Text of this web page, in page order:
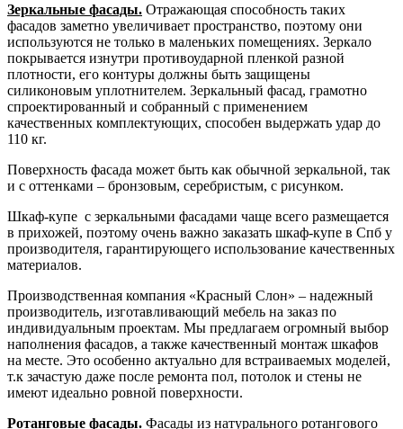
Зеркальные фасады. Отражающая способность таких
фасадов заметно увеличивает пространство, поэтому они
используются не только в маленьких помещениях. Зеркало
покрывается изнутри противоударной пленкой разной
плотности, его контуры должны быть защищены
силиконовым уплотнителем. Зеркальный фасад, грамотно
спроектированный и собранный с применением
качественных комплектующих, способен выдержать удар до
110 кг.
Поверхность фасада может быть как обычной зеркальной, так
и с оттенками – бронзовым, серебристым, с рисунком.
Шкаф-купе с зеркальными фасадами чаще всего размещается
в прихожей, поэтому очень важно заказать шкаф-купе в Спб у
производителя, гарантирующего использование качественных
материалов.
Производственная компания «Красный Слон» – надежный
производитель, изготавливающий мебель на заказ по
индивидуальным проектам. Мы предлагаем огромный выбор
наполнения фасадов, а также качественный монтаж шкафов
на месте. Это особенно актуально для встраиваемых моделей,
т.к зачастую даже после ремонта пол, потолок и стены не
имеют идеально ровной поверхности.
Ротанговые фасады. Фасады из натурального ротангового